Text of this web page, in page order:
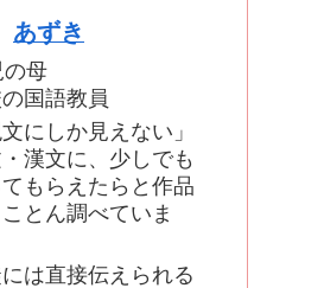
あずき
の母
国語教員
にしか見えない」
漢文に、少しでも
もらえたらと作品
とん調べていま
は直接伝えられる